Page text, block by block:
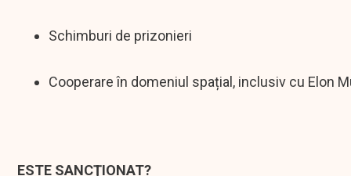
Schimburi de prizonieri
Cooperare în domeniul spațial, inclusiv cu Elon
ESTE SANCŢIONAT?